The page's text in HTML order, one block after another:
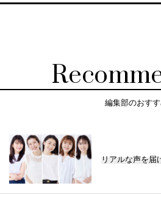
【ワーママのきれいめカ
FASHION
編集部のおす
リアルな声を届